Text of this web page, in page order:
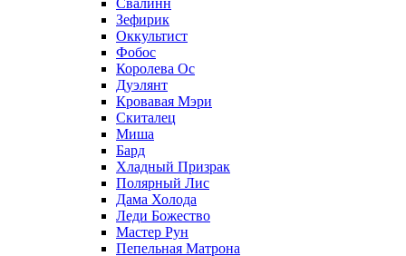
Свалинн
Зефирик
Оккультист
Фобос
Королева Ос
Дуэлянт
Кровавая Мэри
Скиталец
Миша
Бард
Хладный Призрак
Полярный Лис
Дама Холода
Леди Божество
Мастер Рун
Пепельная Матрона